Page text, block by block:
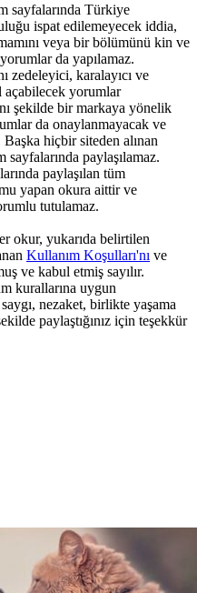
sayfalarında Türkiye
ispat edilemeyecek iddia,
veya bir bölümünü kin ve
da yapılamaz.
zedeleyici, karalayıcı ve
açabilecek yorumlar
şekilde bir markaya yönelik
da onaylanmayacak ve
hiçbir siteden alınan
paylaşılamaz.
paylaşılan tüm
yapan okura aittir ve
tutulamaz.
okur, yukarıda belirtilen
Kullanım Koşulları'nı ve
ve kabul etmiş sayılır.
kurallarına uygun
nezaket, birlikte yaşama
paylaştığınız için teşekkür